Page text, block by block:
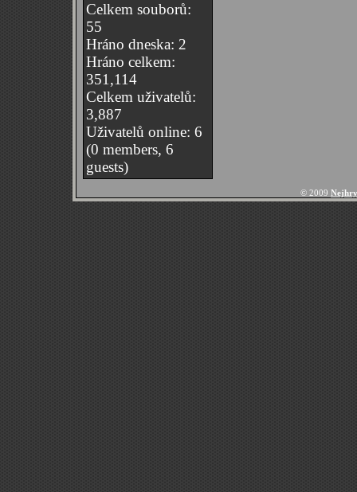
Celkem souborů:
55
Hráno dneska: 2
Hráno celkem:
351,114
Celkem uživatelů:
3,887
Uživatelů online: 6
(0 members, 6
guests)
© 2009